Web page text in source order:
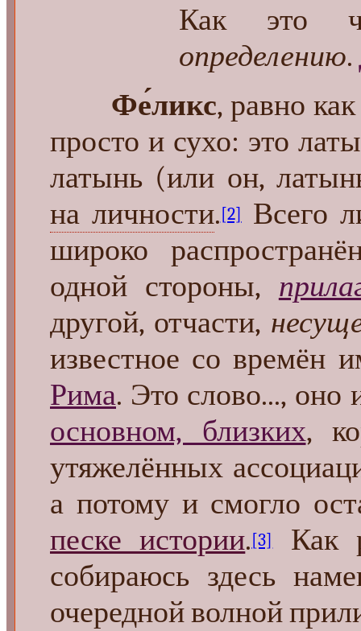
Как это
определению.
Фе́ликс, равно
просто и сухо: это
латынь (или он,
на личности.[2]Всего
широко
одной стороны,
другой, отчасти,
известное со времён
Рима. Это слово..., оно
основном, близких,
утяжелённых
а потому и смогло
песке истории.[3]Как
собираюсь здесь
очередной волной